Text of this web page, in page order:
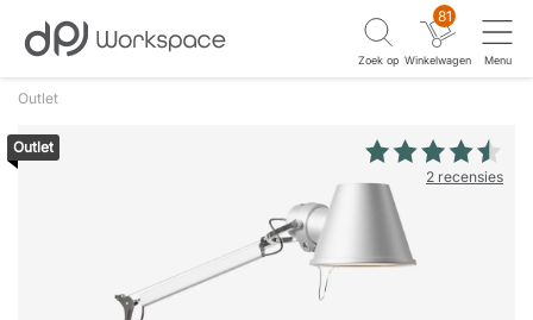
Zoek op
81
Winkelwagen Menu
Outlet
2 recensies
Outlet